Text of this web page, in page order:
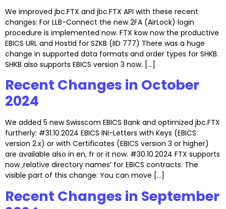
We improved jbc.FTX and jbc.FTX API with these recent
changes: For LLB-Connect the new 2FA (AirLock) login
procedure is implemented now. FTX kow now the productive
EBICS URL and HostId for SZKB (IID 777) There was a huge
change in supported data formats and order types for SHKB.
SHKB also supports EBICS version 3 now. […]
Recent Changes in October
2024
We added 5 new Swisscom EBICS Bank and optimized jbc.FTX
furtherly: #31.10.2024 EBICS INI-Letters with Keys (EBICS
version 2.x) or with Certificates (EBICS version 3 or higher)
are available also in en, fr or it now. #30.10.2024 FTX supports
now ‚relative directory names‘ for EBICS contracts. The
visible part of this change: You can move […]
Recent Changes in September